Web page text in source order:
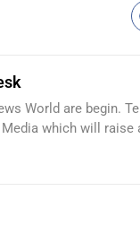
World are begin.
which will raise